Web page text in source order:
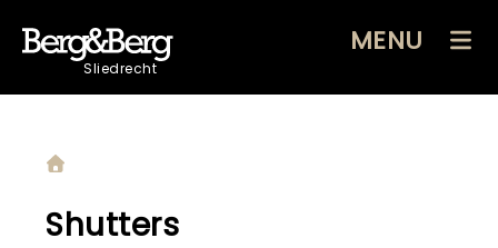
Sliedrecht
MENU
Shutters